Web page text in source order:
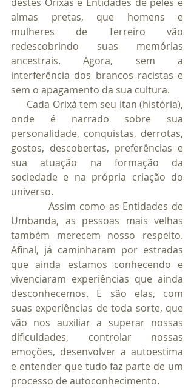
almas pretas, que homens e
mulheres de Terreiro vão
redescobrindo suas memórias
ancestrais. Agora, sem a
interferência dos brancos racistas e
sem o apagamento da sua cultura.
onde é narrado sobre sua
personalidade, conquistas, derrotas,
gostos, descobertas, preferências e
sua atuação na formação da
sociedade e na própria criação do
universo.
           Assim como as Entidades de
Umbanda, as pessoas mais velhas
também merecem nosso respeito.
Afinal, já caminharam por estradas
que ainda estamos conhecendo e
vivenciaram experiências que ainda
desconhecemos. E são elas, com
suas experiências de toda sorte, que
vão nos auxiliar a superar nossas
dificuldades, controlar nossas
emoções, desenvolver a autoestima
e entender que tudo faz parte de um
processo de autoconhecimento.